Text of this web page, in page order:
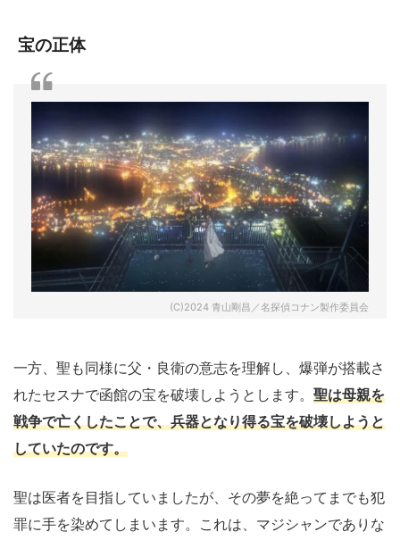
宝の正体
(C)2024 青山剛昌／名探偵コナン製作委員会
一方、聖も同様に父・良衛の意志を理解し、爆弾が搭載さ
れたセスナで函館の宝を破壊しようとします。 聖は母親を
戦争で亡くしたことで、兵器となり得る宝を破壊しようと
していたのです。
聖は医者を目指していましたが、その夢を絶ってまでも犯
罪に手を染めてしまいます。これは、マジシャンでありな